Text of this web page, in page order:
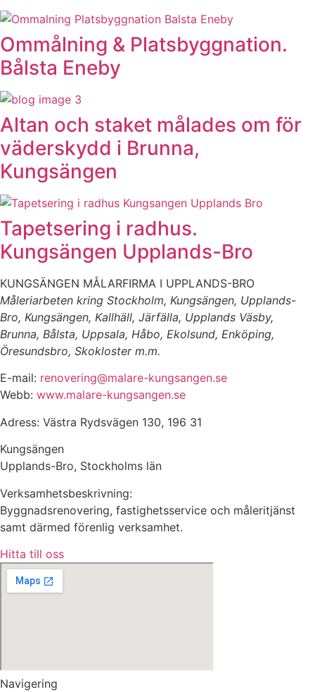
Ommålning & Platsbyggnation.
Bålsta Eneby
Altan och staket målades om för
väderskydd i Brunna,
Kungsängen
Tapetsering i radhus.
Kungsängen Upplands-Bro
KUNGSÄNGEN MÅLARFIRMA I UPPLANDS-BRO
Måleriarbeten kring Stockholm, Kungsängen, Upplands-
Bro, Kungsängen, Kallhäll, Järfälla, Upplands Väsby,
Brunna, Bålsta, Uppsala, Håbo, Ekolsund, Enköping,
Öresundsbro, Skokloster m.m.
E-mail: renovering@malare-kungsangen.se
Webb: www.malare-kungsangen.se
Adress: Västra Rydsvägen 130, 196 31
Kungsängen
Upplands-Bro, Stockholms län
Verksamhetsbeskrivning:
Byggnadsrenovering, fastighetsservice och måleritjänst
samt därmed förenlig verksamhet.
Hitta till oss
Navigering